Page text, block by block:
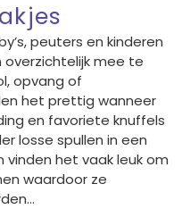
peuters en kinderen
overzichtelijk mee te
opvang of
het prettig wanneer
en favoriete knuffels
losse spullen in een
het vaak leuk om
waardoor ze